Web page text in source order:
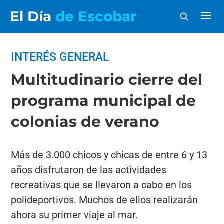
El Día de Escobar
INTERÉS GENERAL
Multitudinario cierre del
programa municipal de
colonias de verano
Más de 3.000 chicos y chicas de entre 6 y 13
años disfrutaron de las actividades
recreativas que se llevaron a cabo en los
polideportivos. Muchos de ellos realizarán
ahora su primer viaje al mar.